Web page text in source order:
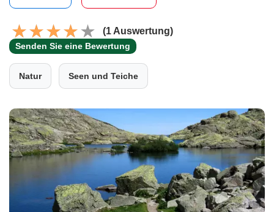
(1 Auswertung)
Senden Sie eine Bewertung
Natur Seen und Teiche